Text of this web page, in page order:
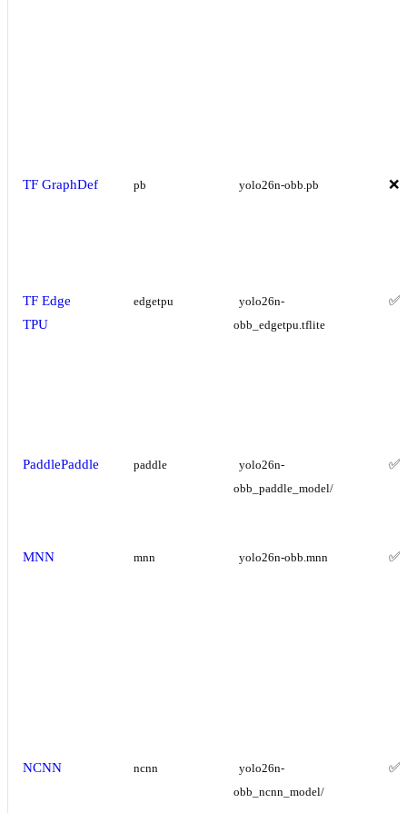
TF GraphDef pb yolo26n-obb.pb ❌
TF Edge
TPU
edgetpu
yolo26n-
obb_edgetpu.tflite
✅
PaddlePaddle paddle
yolo26n-
obb_paddle_model/
✅
MNN mnn yolo26n-obb.mnn ✅
NCNN ncnn
yolo26n-
obb_ncnn_model/
✅